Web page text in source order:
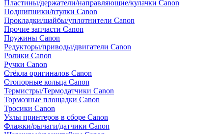
Пластины/держатели/направляющие/кулачки Canon
Подшипники/втулки Canon
Прокладки/шайбы/уплотнители Canon
Прочие запчасти Canon
Пружины Canon
Редукторы/приводы/двигатели Canon
Ролики Canon
Ручки Canon
Стёкла оригиналов Canon
Стопорные кольца Canon
Термистры/Термодатчики Canon
Тормозные площадки Canon
Тросики Canon
Узлы принтеров в сборе Canon
Флажки/рычаги/датчики Canon